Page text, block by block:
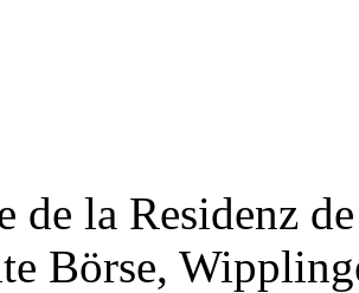
de la Residenz
Börse,